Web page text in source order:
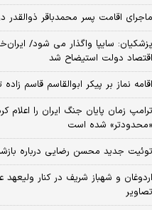
ماجرای اقامت پسر محمدباقر ذوالقدر
پزشکیان: سایپا واگذار می شود/
اقتصاد دولت استیضاح شد
اقامه نماز بر پیکر ابوالقاسم قاسم
ترامپ زمان پایان جنگ ایران را اعلام
«محدودتر» شده است
توئیت جدید محسن رضایی درباره
اردوغان و شهباز شریف در کنار
تصاویر